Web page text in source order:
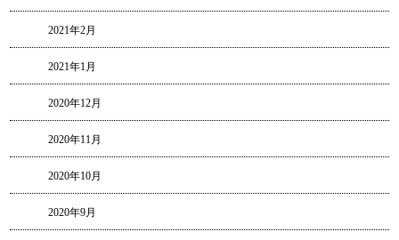
2021年2月
2021年1月
2020年12月
2020年11月
2020年10月
2020年9月